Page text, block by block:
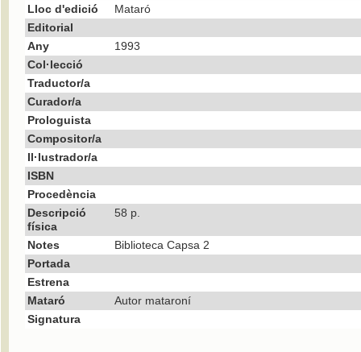
Lloc d'edició
Mataró
Editorial
Any
1993
Col·lecció
Traductor/a
Curador/a
Prologuista
Compositor/a
Il·lustrador/a
ISBN
Procedència
Descripció
física
58 p.
Notes
Biblioteca Capsa 2
Portada
Estrena
Mataró
Autor mataroní
Signatura